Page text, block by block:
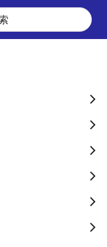
拡大を後押しする世界最
イスなど
大を後
費電流
ランシ